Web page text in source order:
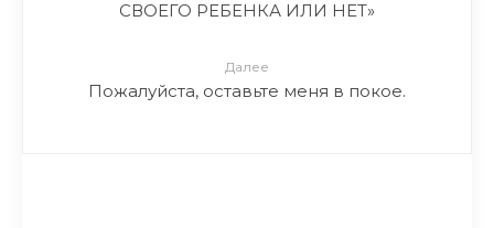
СВОЕГО РЕБЕНКА ИЛИ НЕТ»
Далее
Пожалуйста, оставьте меня в покое.